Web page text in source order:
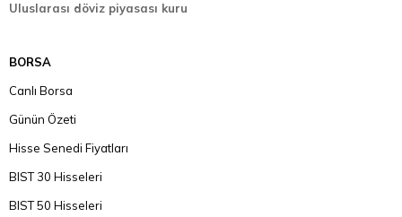
Uluslarası döviz piyasası kuru
BORSA
Canlı Borsa
Günün Özeti
Hisse Senedi Fiyatları
BIST 30 Hisseleri
BIST 50 Hisseleri